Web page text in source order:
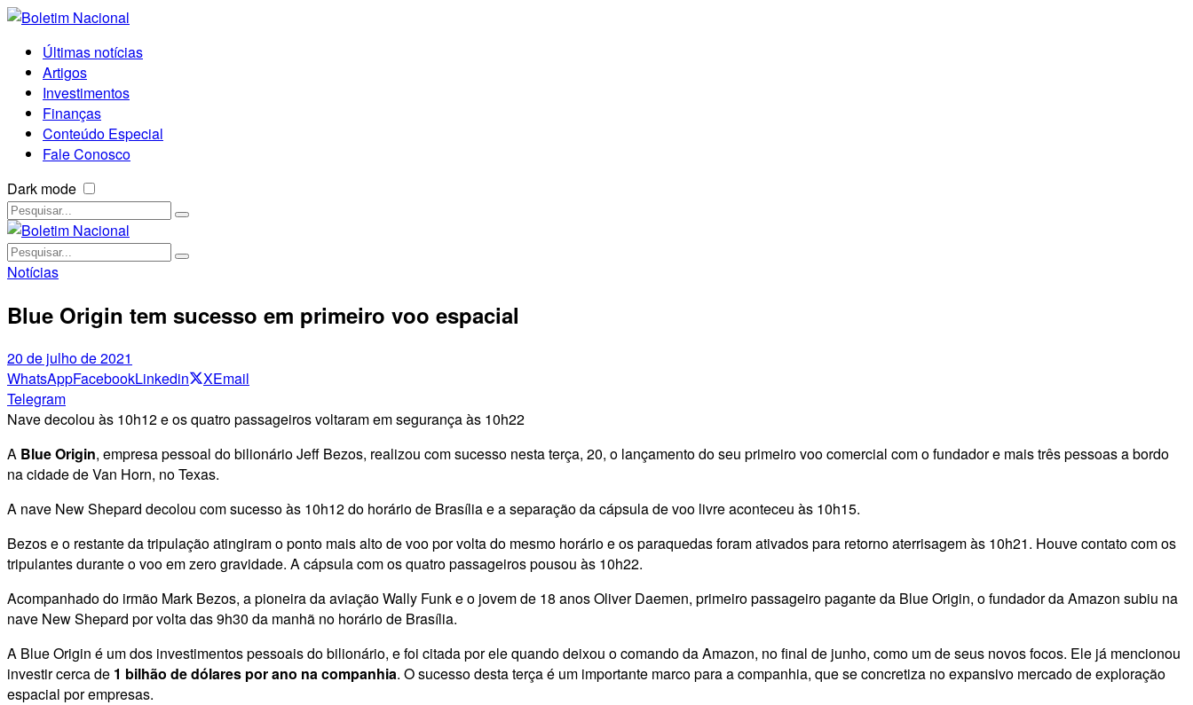
Últimas notícias
Artigos
Investimentos
Finanças
Conteúdo Especial
Fale Conosco
Dark mode
Notícias
Blue Origin tem sucesso em primeiro voo espacial
20 de julho de 2021
WhatsAppFacebookLinkedin XEmail
Telegram
Nave decolou às 10h12 e os quatro passageiros voltaram em segurança às 10h22
A Blue Origin, empresa pessoal do bilionário Jeff Bezos, realizou com sucesso nesta terça, 20, o lançamento do seu primeiro voo comercial com o fundador e mais três pessoas a bordo
na cidade de Van Horn, no Texas.
A nave New Shepard decolou com sucesso às 10h12 do horário de Brasília e a separação da cápsula de voo livre aconteceu às 10h15.
Bezos e o restante da tripulação atingiram o ponto mais alto de voo por volta do mesmo horário e os paraquedas foram ativados para retorno aterrisagem às 10h21. Houve contato com os
tripulantes durante o voo em zero gravidade. A cápsula com os quatro passageiros pousou às 10h22.
Acompanhado do irmão Mark Bezos, a pioneira da aviação Wally Funk e o jovem de 18 anos Oliver Daemen, primeiro passageiro pagante da Blue Origin, o fundador da Amazon subiu na
nave New Shepard por volta das 9h30 da manhã no horário de Brasília.
A Blue Origin é um dos investimentos pessoais do bilionário, e foi citada por ele quando deixou o comando da Amazon, no final de junho, como um de seus novos focos. Ele já mencionou
investir cerca de 1 bilhão de dólares por ano na companhia. O sucesso desta terça é um importante marco para a companhia, que se concretiza no expansivo mercado de exploração
espacial por empresas.